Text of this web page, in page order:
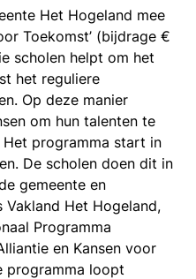
Het Hogeland mee
Toekomst’ (bijdrage €
scholen helpt om het
het reguliere
Op deze manier
om hun talenten te
programma start in
De scholen doen dit in
gemeente en
Vakland Het Hogeland,
Programma
en Kansen voor
programma loopt